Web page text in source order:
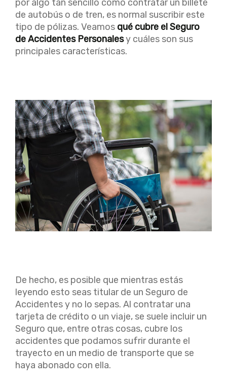
por algo tan sencillo como contratar un billete
de autobús o de tren, es normal suscribir este
tipo de pólizas. Veamos qué cubre el Seguro
de Accidentes Personalesy cuáles son sus
principales características.
De hecho, es posible que mientras estás
leyendo esto seas titular de un Seguro de
Accidentes y no lo sepas. Al contratar una
tarjeta de crédito o un viaje, se suele incluir un
Seguro que, entre otras cosas, cubre los
accidentes que podamos sufrir durante el
trayecto en un medio de transporte que se
haya abonado con ella.